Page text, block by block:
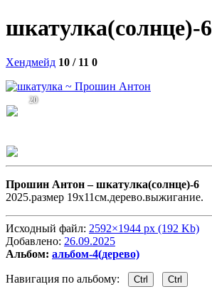
шкатулка(солнце)-6
Хендмейд 10 / 11 0
20
Прошин Антон –шкатулка(солнце)-6
2025.размер 19x11см.дерево.выжигание.
Исходный файл: 2592×1944 px (192 Kb)
Добавлено: 26.09.2025
Альбом: альбом-4(дерево)
Навигация по альбому: Ctrl Ctrl